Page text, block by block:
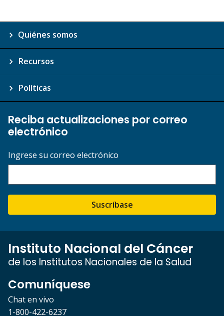
Quiénes somos
Recursos
Políticas
Reciba actualizaciones por correo
electrónico
Ingrese su correo electrónico
Suscríbase
Instituto Nacional del Cáncer
de los Institutos Nacionales de la Salud
Comuníquese
Chat en vivo
1-800-422-6237